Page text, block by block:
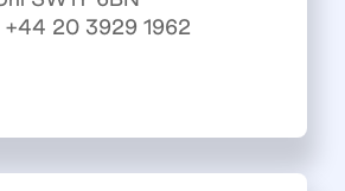
+44 20 3929 1962